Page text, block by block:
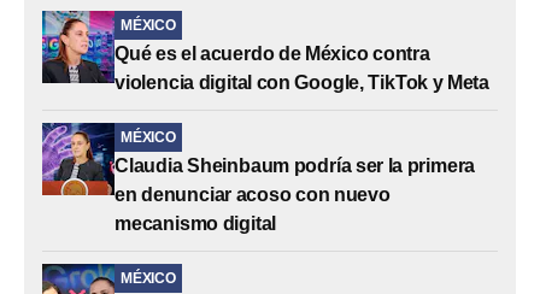
MÉXICO
Qué es el acuerdo de México contra
violencia digital con Google, TikTok y Meta
MÉXICO
Claudia Sheinbaum podría ser la primera
en denunciar acoso con nuevo
mecanismo digital
MÉXICO